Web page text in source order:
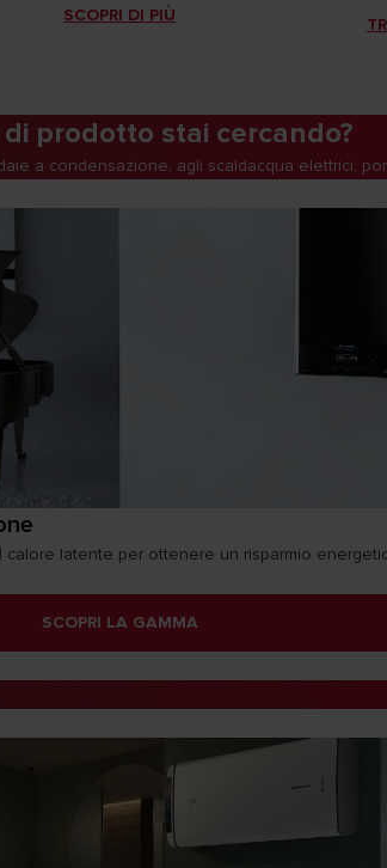
SCOPRI DI PIÙ
prodotto stai cercando?
a condensazione, agli scaldacqua elettrici,
calore latente per ottenere un risparmio
SCOPRI LA GAMMA